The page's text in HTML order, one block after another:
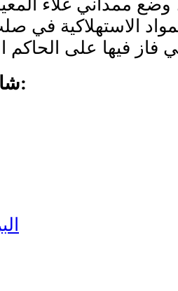
ممداني غلاء
الاستهلاكية في
شارك هذا الموضوع: